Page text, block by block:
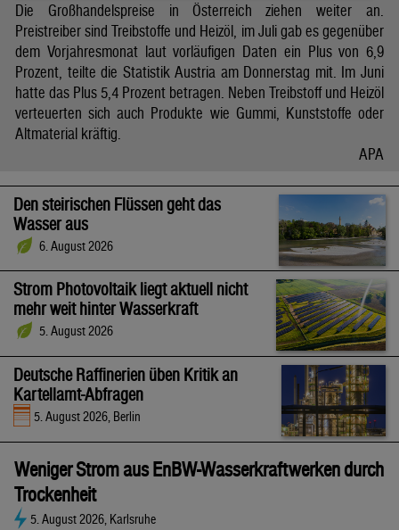
Die Großhandelspreise in Österreich ziehen weiter an.
Preistreiber sind Treibstoffe und Heizöl, im Juli gab es gegenüber
dem Vorjahresmonat laut vorläufigen Daten ein Plus von 6,9
Prozent, teilte die Statistik Austria am Donnerstag mit. Im Juni
hatte das Plus 5,4 Prozent betragen. Neben Treibstoff und Heizöl
verteuerten sich auch Produkte wie Gummi, Kunststoffe oder
Altmaterial kräftig.
APA
Den steirischen Flüssen geht das
Wasser aus
6. August 2026
Strom Photovoltaik liegt aktuell nicht
mehr weit hinter Wasserkraft
5. August 2026
Deutsche Raffinerien üben Kritik an
Kartellamt-Abfragen
5. August 2026, Berlin
Weniger Strom aus EnBW-Wasserkraftwerken durch
Trockenheit
5. August 2026, Karlsruhe